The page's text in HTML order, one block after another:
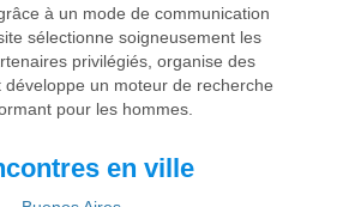
à un mode de communication
sélectionne soigneusement les
privilégiés, organise des
développe un moteur de recherche
pour les hommes.
en ville